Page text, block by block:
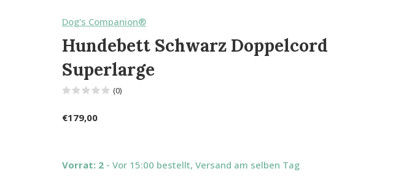
Dog's Companion®
Hundebett Schwarz Doppelcord
Superlarge
(0)
€179,00
Vorrat: 2 - Vor 15:00 bestellt, Versand am selben Tag